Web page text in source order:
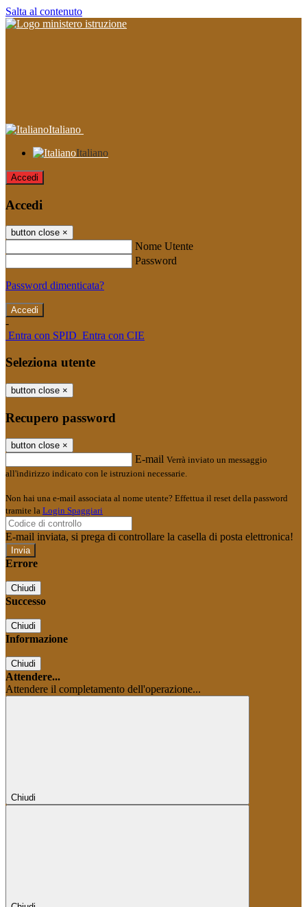
Salta al contenuto
Italiano
Italiano
Accedi
Accedi
button close ×
Nome Utente
Password
Password dimenticata?
-
Entra con SPID Entra con CIE
Seleziona utente
button close ×
Recupero password
button close ×
E-mail Verrà inviato un messaggio
all'indirizzo indicato con le istruzioni necessarie.
Non hai una e-mail associata al nome utente? Effettua il reset della password
tramite la Login Spaggiari
E-mail inviata, si prega di controllare la casella di posta elettronica!
Errore
Chiudi
Successo
Chiudi
Informazione
Chiudi
Attendere...
Attendere il completamento dell'operazione...
Chiudi